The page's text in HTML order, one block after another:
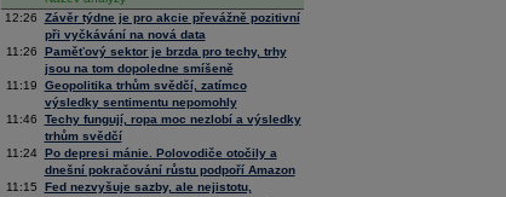
12:26
Závěr týdne je pro akcie převážně pozitivní
při vyčkávání na nová data
11:26
Paměťový sektor je brzda pro techy, trhy
jsou na tom dopoledne smíšeně
11:19
Geopolitika trhům svědčí, zatímco
výsledky sentimentu nepomohly
11:46
Techy fungují, ropa moc nezlobí a výsledky
trhům svědčí
11:24
Po depresi mánie. Polovodiče otočily a
dnešní pokračování růstu podpoří Amazon
11:15
Fed nezvyšuje sazby, ale nejistotu,